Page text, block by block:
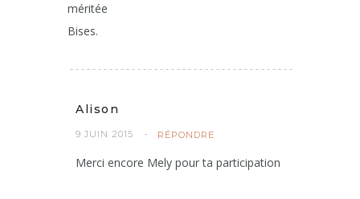
méritée
Bises.
Alison
9 JUIN 2015 RÉPONDRE
Merci encore Mely pour ta participation